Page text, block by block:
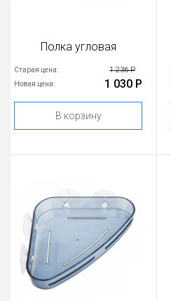
Полка угловая
Старая цена: 1 236 Р
Новая цена: 1 030 Р
В корзину